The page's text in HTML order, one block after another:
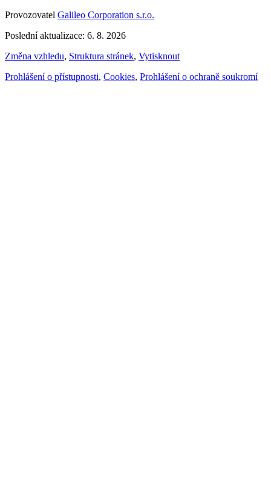
Provozovatel Galileo Corporation s.r.o.
Poslední aktualizace: 6. 8. 2026
Změna vzhledu, Struktura stránek, Vytisknout
Prohlášení o přístupnosti, Cookies, Prohlášení o ochraně soukromí